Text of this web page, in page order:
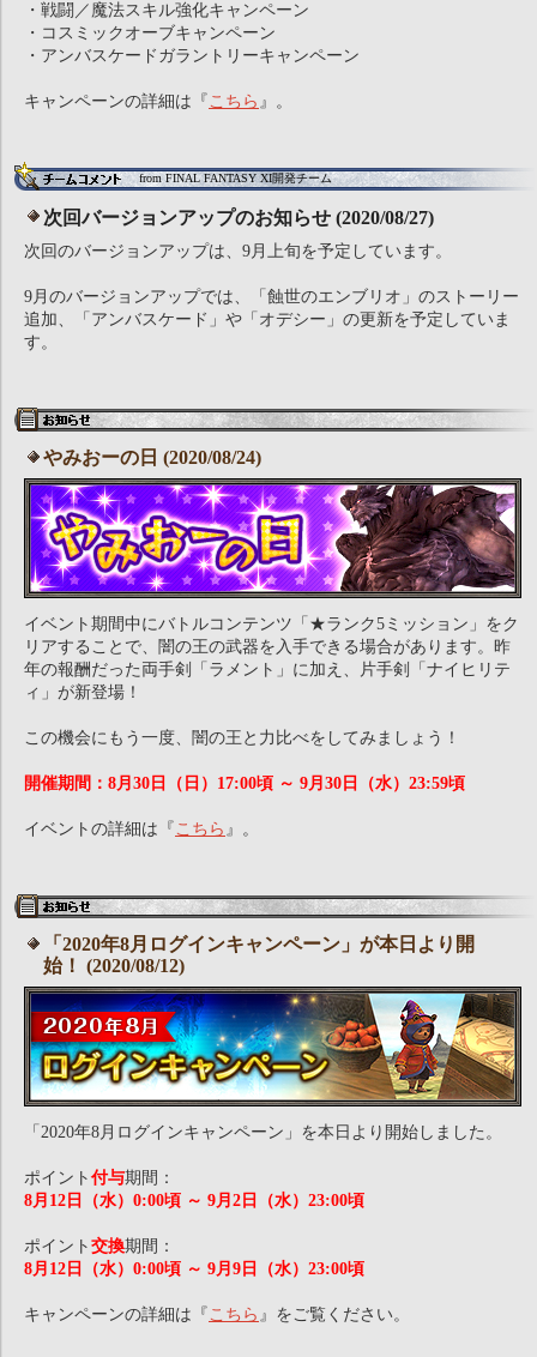
・戦闘／魔法スキル強化キャンペーン
・コスミックオーブキャンペーン
・アンバスケードガラントリーキャンペーン
キャンペーンの詳細は『 こちら 』。
from FINAL FANTASY XI開発チーム
次回バージョンアップのお知らせ (2020/08/27)
次回のバージョンアップは、9月上旬を予定しています。
9月のバージョンアップでは、「蝕世のエンブリオ」のストーリー
追加、「アンバスケード」や「オデシー」の更新を予定していま
す。
やみおーの日 (2020/08/24)
イベント期間中にバトルコンテンツ「★ランク5ミッション」をク
リアすることで、闇の王の武器を入手できる場合があります。昨
年の報酬だった両手剣「ラメント」に加え、片手剣「ナイヒリテ
ィ」が新登場！
この機会にもう一度、闇の王と力比べをしてみましょう！
開催期間：8月30日（日）17:00頃 ～ 9月30日（水）23:59頃
イベントの詳細は『 こちら 』。
「2020年8月ログインキャンペーン」が本日より開
始！ (2020/08/12)
「2020年8月ログインキャンペーン」を本日より開始しました。
ポイント 付与期間：
8月12日（水）0:00頃 ～ 9月2日（水）23:00頃
ポイント 交換期間：
8月12日（水）0:00頃 ～ 9月9日（水）23:00頃
キャンペーンの詳細は『 こちら 』をご覧ください。